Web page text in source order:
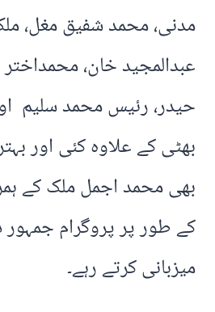
مدنی، محمد شفیق مغل،
عبدالمجید خان،
حیدر، رئیس محمد سلیم
بھٹی کے علاوہ کئی اور
بھی محمد اجمل ملک کے
کے طور پر پروگرام جمہور
میزبانی کرتے رہے۔